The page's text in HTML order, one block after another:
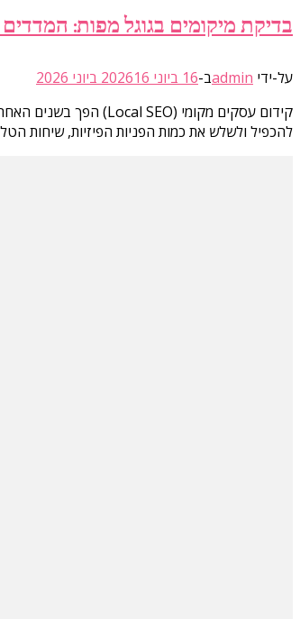
בדיקת מיקומים בגוגל מפות:
על-ידי adminב-16 ביוני 2026
16 ביוני 2026
להכפיל ולשלש את כמות הפניות הפיזיות, שיחות